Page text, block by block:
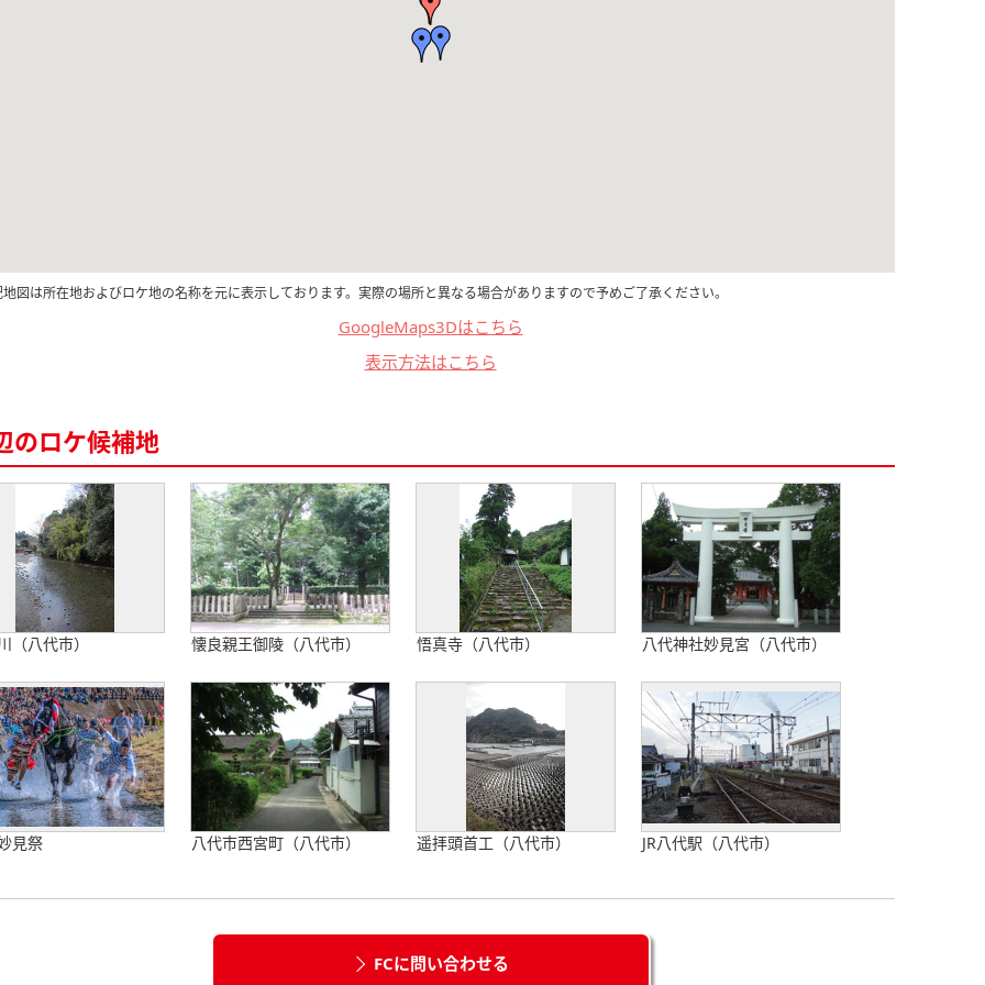
図は所在地およびロケ地の名称を元に表示しております。実際の場所と異なる場合がありますので予めご了承ください。
GoogleMaps3Dはこちら
表示方法はこちら
のロケ候補地
（八代市） 懐良親王御陵（八代市） 悟真寺（八代市） 八代神社妙見宮（八代市）
見祭 八代市西宮町（八代市） 遥拝頭首工（八代市） JR八代駅（八代市）
FCに問い合わせる